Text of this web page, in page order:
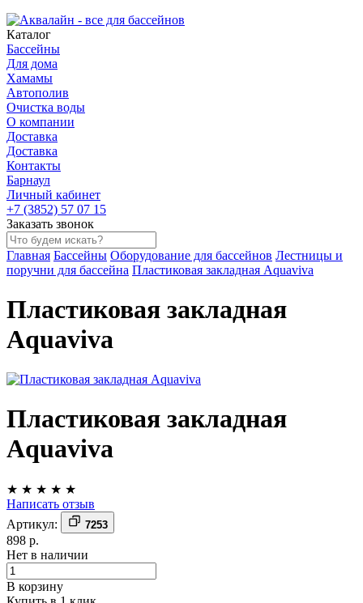
Каталог
Бассейны
Для дома
Хамамы
Автополив
Очистка воды
О компании
Доставка
Доставка
Контакты
Барнаул
Личный кабинет
+7 (3852) 57 07 15
Заказать звонок
Главная Бассейны Оборудование для бассейнов Лестницы и
поручни для бассейна Пластиковая закладная Aquaviva
Пластиковая закладная
Aquaviva
Пластиковая закладная
Aquaviva
★ ★ ★ ★ ★
Написать отзыв
Артикул:
7253
898 р.
Нет в наличии
В корзину